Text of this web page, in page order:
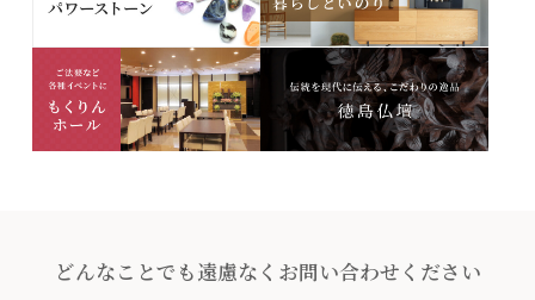
どんなことでも遠慮なくお問い合わせください